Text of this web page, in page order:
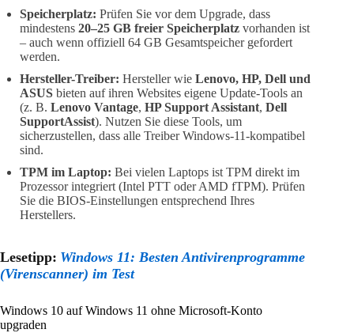
Speicherplatz: Prüfen Sie vor dem Upgrade, dass
mindestens 20–25 GB freier Speicherplatz vorhanden ist
– auch wenn offiziell 64 GB Gesamtspeicher gefordert
werden.
Hersteller-Treiber: Hersteller wie Lenovo, HP, Dell und
ASUS bieten auf ihren Websites eigene Update-Tools an
(z. B. Lenovo Vantage, HP Support Assistant, Dell
SupportAssist). Nutzen Sie diese Tools, um
sicherzustellen, dass alle Treiber Windows-11-kompatibel
sind.
TPM im Laptop: Bei vielen Laptops ist TPM direkt im
Prozessor integriert (Intel PTT oder AMD fTPM). Prüfen
Sie die BIOS-Einstellungen entsprechend Ihres
Herstellers.
Lesetipp: Windows 11: Besten Antivirenprogramme
(Virenscanner) im Test
Windows 10 auf Windows 11 ohne Microsoft-Konto
upgraden